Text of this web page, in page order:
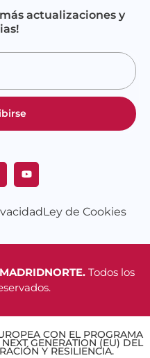
actualizaciones y
Ley de Cookies
Todos los
CON EL PROGRAMA
GENERATION (EU) DEL
Y RESILIENCIA.